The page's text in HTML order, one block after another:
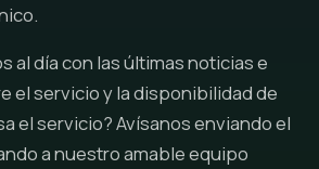
al día con las últimas noticias e
el servicio y la disponibilidad de
el servicio? Avísanos enviando el
a nuestro amable equipo